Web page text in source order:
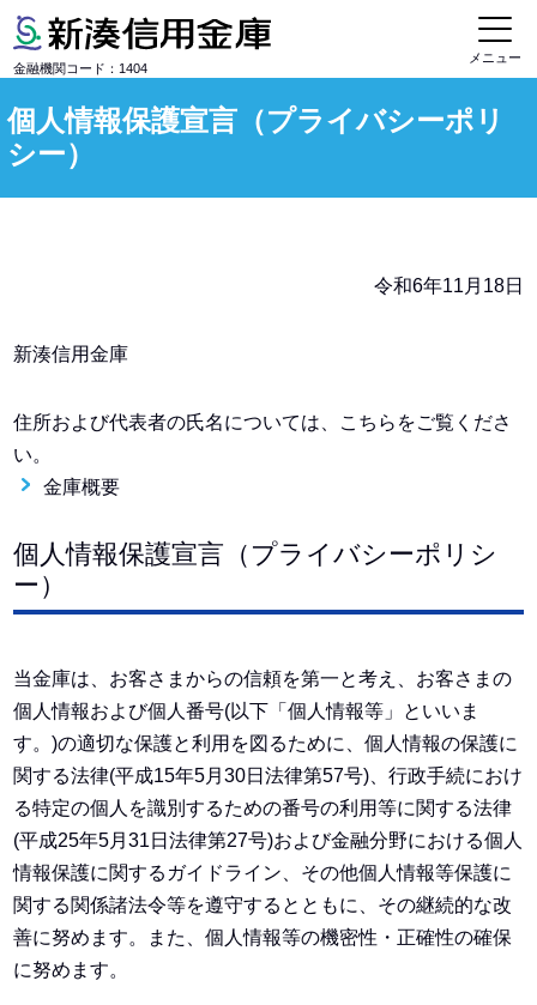
金融機関コード：1404
メニュー
個人情報保護宣言（プライバシーポリ
シー）
令和6年11月18日
新湊信用金庫
住所および代表者の氏名については、こちらをご覧くださ
い。
金庫概要
個人情報保護宣言（プライバシーポリシ
ー）
当金庫は、お客さまからの信頼を第一と考え、お客さまの
個人情報および個人番号(以下「個人情報等」といいま
す。)の適切な保護と利用を図るために、個人情報の保護に
関する法律(平成15年5月30日法律第57号)、行政手続におけ
る特定の個人を識別するための番号の利用等に関する法律
(平成25年5月31日法律第27号)および金融分野における個人
情報保護に関するガイドライン、その他個人情報等保護に
関する関係諸法令等を遵守するとともに、その継続的な改
善に努めます。また、個人情報等の機密性・正確性の確保
に努めます。